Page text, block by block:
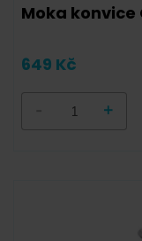
Moka konvice
649 Kč
+